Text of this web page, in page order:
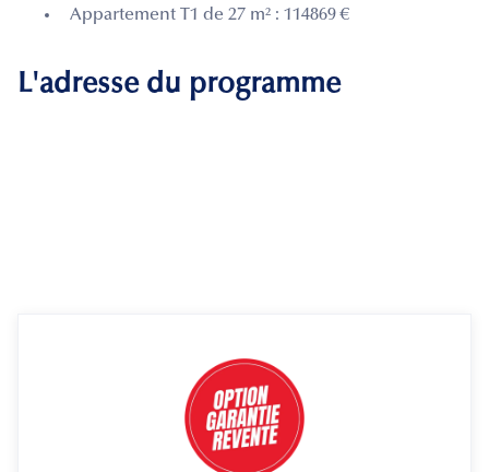
Appartement T1 de 27 m² : 114869 €
L'adresse du programme